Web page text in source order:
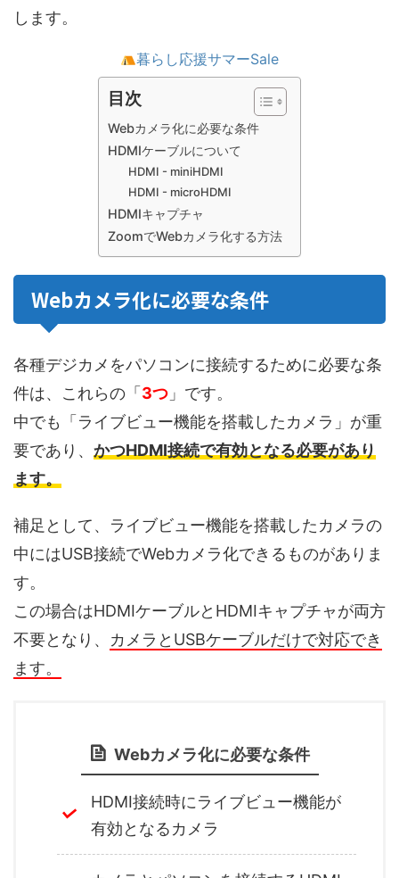
します。
暮らし応援サマーSale
目次
Webカメラ化に必要な条件
HDMIケーブルについて
HDMI - miniHDMI
HDMI - microHDMI
HDMIキャプチャ
ZoomでWebカメラ化する方法
Webカメラ化に必要な条件
各種デジカメをパソコンに接続するために必要な条
件は、これらの「 3つ 」です。
中でも「ライブビュー機能を搭載したカメラ」が重
要であり、 かつHDMI接続で有効となる必要があり
ます。
補足として、ライブビュー機能を搭載したカメラの
中にはUSB接続でWebカメラ化できるものがありま
す。
この場合はHDMIケーブルとHDMIキャプチャが両方
不要となり、 カメラとUSBケーブルだけで対応でき
ます。
Webカメラ化に必要な条件
HDMI接続時にライブビュー機能が
有効となるカメラ